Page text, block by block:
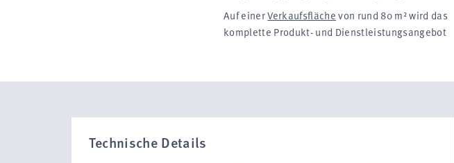
Auf einerVerkaufs­fläche von rund 80 m² wird das
komplette Produkt- und Dienstleistungs­angebot
Technische Details